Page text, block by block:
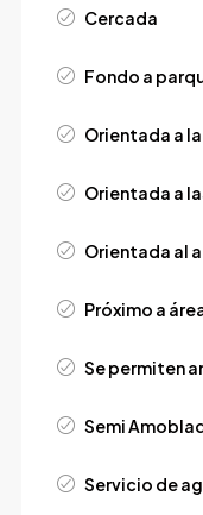
Cercada
Fondo a
Orientada a
Orientada a
Orientada al
Próximo a
Se permiten
Semi
Servicio de